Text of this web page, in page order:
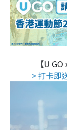
【U
> 打卡即